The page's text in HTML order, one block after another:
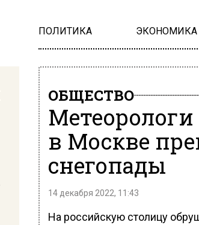
ПОЛИТИКА ЭКОНОМИКА
ОБЩЕСТВО
Метеорологи
в Москве
снегопады
14 декабря 2022, 11:43
На российскую столицу